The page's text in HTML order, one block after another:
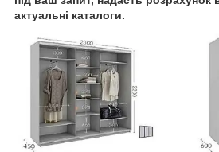
актуальні каталоги.